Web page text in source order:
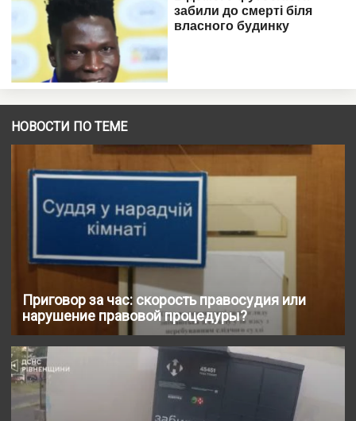
НОВОСТИ ПО ТЕМЕ
Приговор за час: скорость правосудия или
нарушение правовой процедуры?